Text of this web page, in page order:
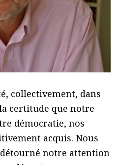
collectivement, dans
certitude que notre
démocratie, nos
acquis. Nous
notre attention